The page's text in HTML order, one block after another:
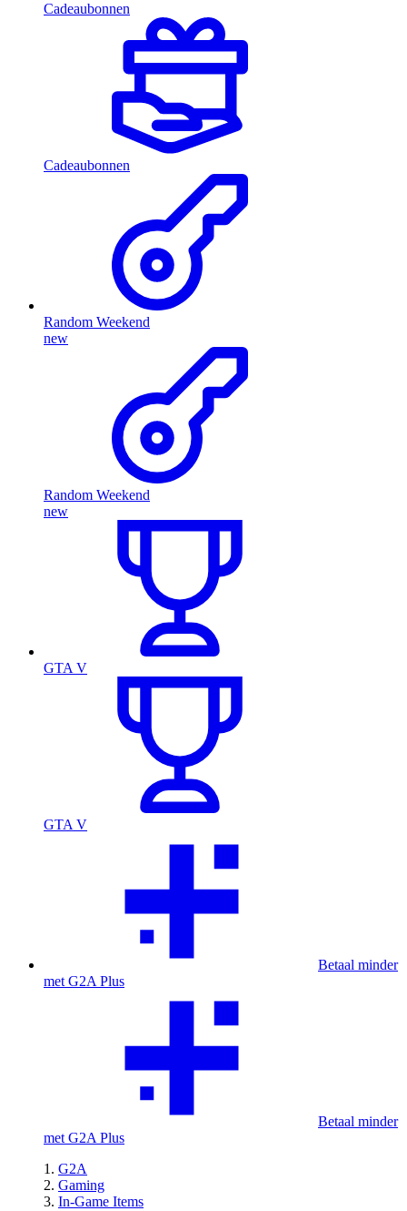
Cadeaubonnen
Cadeaubonnen
Random Weekend
new
Random Weekend
new
GTA V
GTA V
Betaal minder
met G2A Plus
Betaal minder
met G2A Plus
G2A
Gaming
In-Game Items